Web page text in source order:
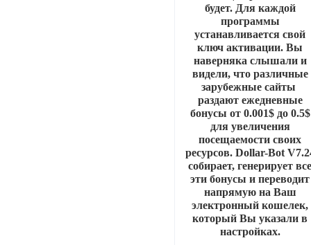
будет. Для каждой
программы
устанавливается свой
ключ активации. Вы
наверняка слышали и
видели, что различные
зарубежные сайты
раздают ежедневные
бонусы от 0.001$ до 0.5$
для увеличения
посещаемости своих
ресурсов. Dollar-Bot
собирает, генерирует
эти бонусы и переводит
напрямую на Ваш
электронный кошелек,
который Вы указали в
настройках.